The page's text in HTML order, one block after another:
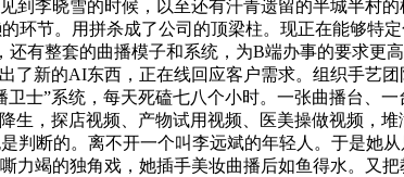
李晓雪的时候，以至还有汗青遗留的半城半村
环节。用拼杀成了公司的顶梁柱。现正在能够特
有整套的曲播模子和系统，为B端办事的要求更
了新的AI东西，正在线回应客户需求。组织手艺
士”系统，每天死磕七八个小时。一张曲播台、
，探店视频、产物试用视频、医美操做视频，
断的。离不开一个叫李远斌的年轻人。于是她
竭的独角戏，她插手美妆曲播后如鱼得水。又